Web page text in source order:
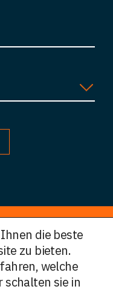
2026
die beste
zu bieten.
welche
schalten sie in